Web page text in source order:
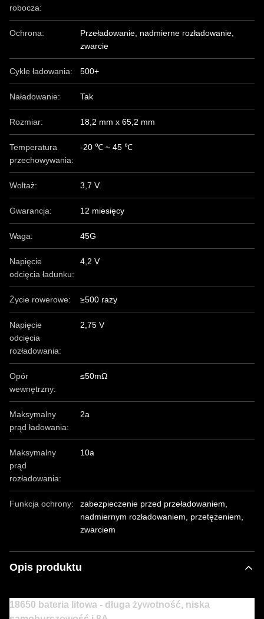
robocza:
Ochrona:
Przeładowanie, nadmierne rozładowanie,
zwarcie
Cykle ładowania: 500+
Naładowanie: Tak
Rozmiar: 18,2 mm x 65,2 mm
Temperatura
przechowywania:
-20 ℃ ~ 45 ℃
Woltaż: 3,7 V.
Gwarancja: 12 miesięcy
Waga: 45G
Napięcie
odcięcia ładunku:
4,2 V
Życie rowerowe: ≥500 razy
Napięcie
odcięcia
rozładowania:
2,75 V
Opór
wewnętrzny:
≤50mΩ
Maksymalny
prąd ładowania:
2a
Maksymalny
prąd
rozładowania:
10a
Funkcja ochrony:
zabezpieczenie przed przeładowaniem,
nadmiernym rozładowaniem, przetężeniem,
zwarciem
Opis produktu
18650 bateria litowa - długa żywotność, niska